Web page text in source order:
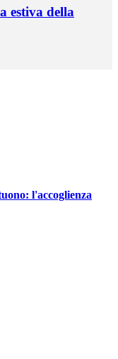
estiva della
l'accoglienza